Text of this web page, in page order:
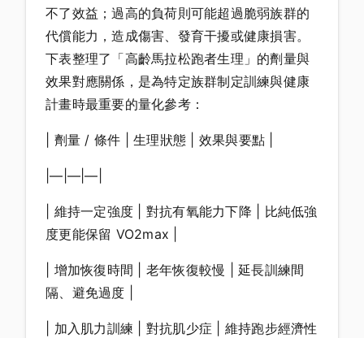
不了效益；過高的負荷則可能超過脆弱族群的
代償能力，造成傷害、發育干擾或健康損害。
下表整理了「高齡馬拉松跑者生理」的劑量與
效果對應關係，是為特定族群制定訓練與健康
計畫時最重要的量化參考：
| 劑量 / 條件 | 生理狀態 | 效果與要點 |
|—|—|—|
| 維持一定強度 | 對抗有氧能力下降 | 比純低強
度更能保留 VO2max |
| 增加恢復時間 | 老年恢復較慢 | 延長訓練間
隔、避免過度 |
| 加入肌力訓練 | 對抗肌少症 | 維持跑步經濟性